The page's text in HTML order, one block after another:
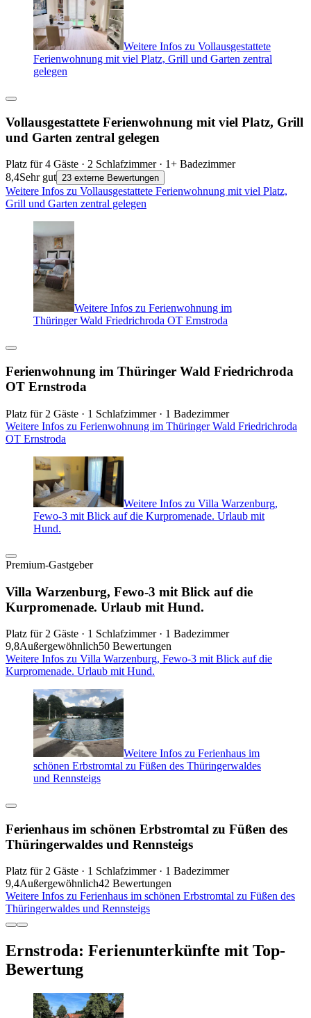
Weitere Infos zu Vollausgestattete
Ferienwohnung mit viel Platz, Grill und Garten zentral
gelegen
Vollausgestattete Ferienwohnung mit viel Platz, Grill
und Garten zentral gelegen
Platz für 4 Gäste · 2 Schlafzimmer · 1+ Badezimmer
8,4Sehr gut 23 externe Bewertungen
Weitere Infos zu Vollausgestattete Ferienwohnung mit viel Platz,
Grill und Garten zentral gelegen
Weitere Infos zu Ferienwohnung im
Thüringer Wald Friedrichroda OT Ernstroda
Ferienwohnung im Thüringer Wald Friedrichroda
OT Ernstroda
Platz für 2 Gäste · 1 Schlafzimmer · 1 Badezimmer
Weitere Infos zu Ferienwohnung im Thüringer Wald Friedrichroda
OT Ernstroda
Weitere Infos zu Villa Warzenburg,
Fewo-3 mit Blick auf die Kurpromenade. Urlaub mit
Hund.
Premium-Gastgeber
Villa Warzenburg, Fewo-3 mit Blick auf die
Kurpromenade. Urlaub mit Hund.
Platz für 2 Gäste · 1 Schlafzimmer · 1 Badezimmer
9,8Außergewöhnlich50 Bewertungen
Weitere Infos zu Villa Warzenburg, Fewo-3 mit Blick auf die
Kurpromenade. Urlaub mit Hund.
Weitere Infos zu Ferienhaus im
schönen Erbstromtal zu Füßen des Thüringerwaldes
und Rennsteigs
Ferienhaus im schönen Erbstromtal zu Füßen des
Thüringerwaldes und Rennsteigs
Platz für 2 Gäste · 1 Schlafzimmer · 1 Badezimmer
9,4Außergewöhnlich42 Bewertungen
Weitere Infos zu Ferienhaus im schönen Erbstromtal zu Füßen des
Thüringerwaldes und Rennsteigs
Ernstroda: Ferienunterkünfte mit Top-
Bewertung